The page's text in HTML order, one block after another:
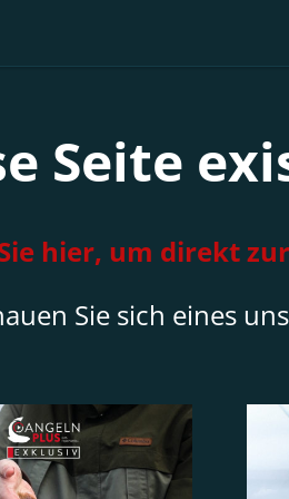
Seite
hier, um direkt
Sie sich eines